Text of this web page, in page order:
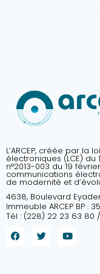
L’ARCEP, créée par la
électroniques (LCE)
n°2013-003 du 19
communications
de modernité et
4638, Boulevard
Immeuble ARCEP BP :
Tél : (228) 22 23 63